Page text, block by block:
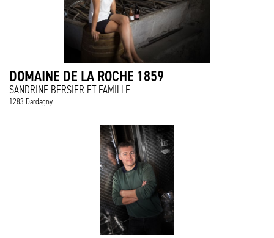
DOMAINE DE LA ROCHE 1859
SANDRINE BERSIER ET FAMILLE
1283 Dardagny